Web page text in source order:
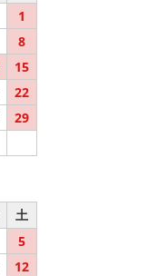
1
8
15
22
29
土
5
12